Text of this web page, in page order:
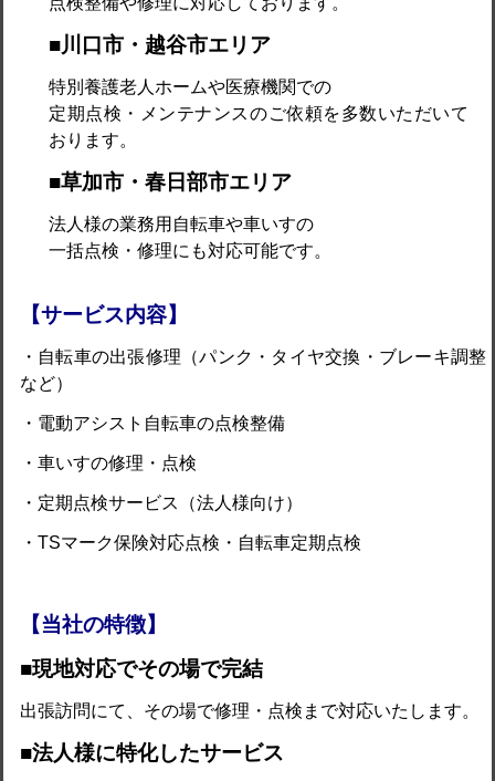
■川口市・越谷市エリア
特別養護老人ホームや医療機関での
定期点検・メンテナンスのご依頼を多数いただいて
おります。
■草加市・春日部市エリア
法人様の業務用自転車や車いすの
一括点検・修理にも対応可能です。
【サービス内容】
・自転車の出張修理（パンク・タイヤ交換・ブレーキ調整
など）
・電動アシスト自転車の点検整備
・車いすの修理・点検
・定期点検サービス（法人様向け）
・TSマーク保険対応点検・自転車定期点検
【当社の特徴】
■現地対応でその場で完結
出張訪問にて、その場で修理・点検まで対応いたします。
■法人様に特化したサービス